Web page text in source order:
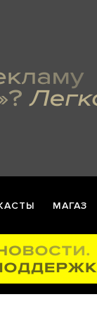
МАГАЗ